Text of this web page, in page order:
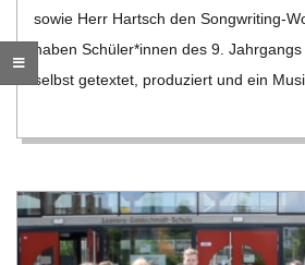
D
S
C
H
sowie Herr Hartsch den Son­g­­wri­­ting-
haben Schüler*innen des 9. Jahr­gangs
selbst getex­tet, pro­du­ziert und ein